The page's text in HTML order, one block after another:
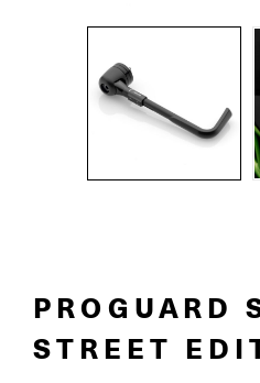
PROGUARD
STREET